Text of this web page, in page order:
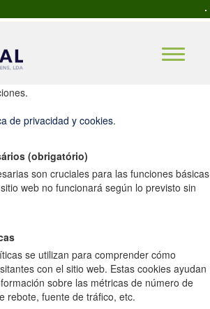
preferencias de cookies
analíticas y funcionales estrictamente
de privacidad y cookies.
(obrigatório)
son cruciales para las funciones básicas
web no funcionará según lo previsto sin
se utilizan para comprender cómo
con el sitio web. Estas cookies ayudan
sobre las métricas de número de
rebote, fuente de tráfico, etc.